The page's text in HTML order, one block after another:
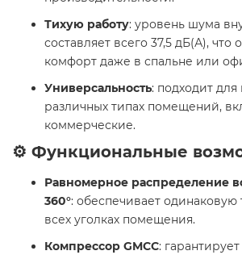
Тихую работу: уровень шума
составляет всего 37,5 дБ(А), что
комфорт даже в спальне или
Универсальность: подходит
различных типах помещений,
коммерческие.
⚙️ Функциональные
Равномерное распределение
360°: обеспечивает одинаковую
всех уголках помещения.
Компрессор GMCC: